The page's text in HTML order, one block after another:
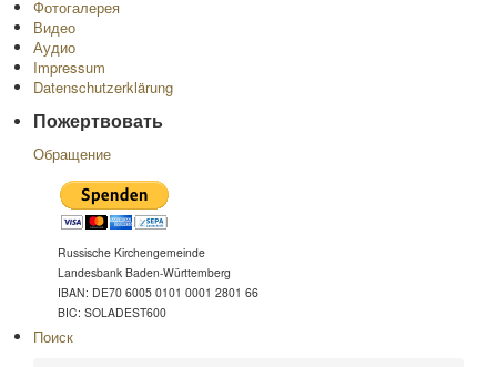
Фотогалерея
Видео
Аудио
Impressum
Datenschutzerklärung
Пожертвовать
Обращение
Russische Kirchengemeinde
Landesbank Baden-Württemberg
IBAN: DE70 6005 0101 0001 2801 66
BIC: SOLADEST600
Поиск